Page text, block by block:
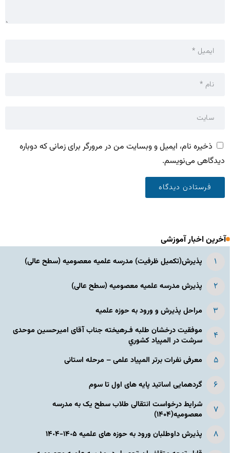
ذخیره نام، ایمیل و وبسایت من در مرورگر برای زمانی که دوباره
دیدگاهی می‌نویسم.
آخرین اخبار آموزشی
پذیرش(تکمیل ظرفیت) مدرسه علمیه معصومیه‌ (سطح عالی)
پذیرش مدرسه علمیه معصومیه‌ (سطح عالی)
مراحل پذیرش و ورود به حوزه علمیه
موفقیت درخشان طلبه فـرهیخته جناب آقای امیرحسین موحدی
سرشت در المپياد كشوري
معرفی نفرات برتر المپیاد علمی – مرحله استانی
گردهمایی اساتید پایه های اول تا سوم
شرایط درخواست انتقالی طلاب سطح یک به مدرسه
معصومیه(۱۴۰۴)
پذیرش داوطلبان ورود به حوزه های علمیه ١۴٠۵-١۴٠۴